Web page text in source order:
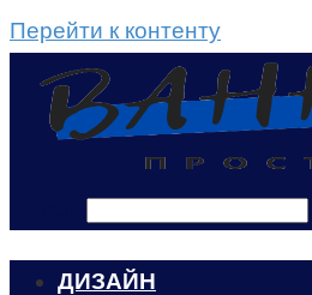
Перейти к контенту
ДИЗАЙН